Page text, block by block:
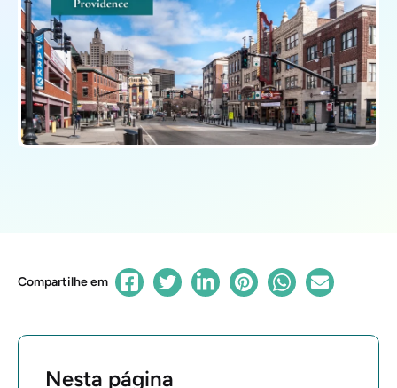
Compartilhe em
Nesta página